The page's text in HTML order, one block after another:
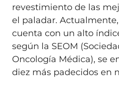
revestimiento de las
el paladar.
cuenta con un alto
según la SEOM (
Oncología Médica), se
diez más padecidos en